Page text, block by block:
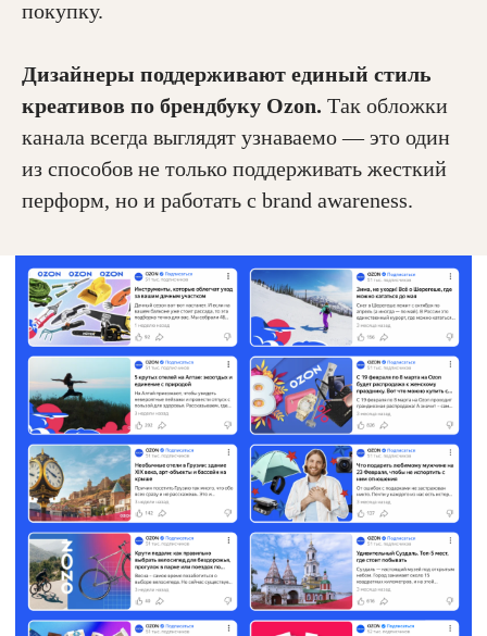
покупку.
Дизайнеры поддерживают единый стиль
креативов по брендбуку Ozon. Так обложки
канала всегда выглядят узнаваемо — это один
из способов не только поддерживать жесткий
перформ, но и работать с brand awareness.
все проекты
все проекты
заказать проект или
задать вопрос